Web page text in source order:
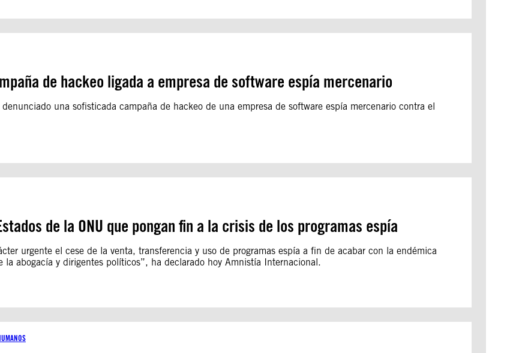
de hackeo ligada a empresa de software espía mercenario
una sofisticada campaña de hackeo de una empresa de software espía mercenario contra el
de la ONU que pongan fin a la crisis de los programas espía
urgente el cese de la venta, transferencia y uso de programas espía a fin de acabar con la endémica
abogacía y dirigentes políticos”, ha declarado hoy Amnistía Internacional.